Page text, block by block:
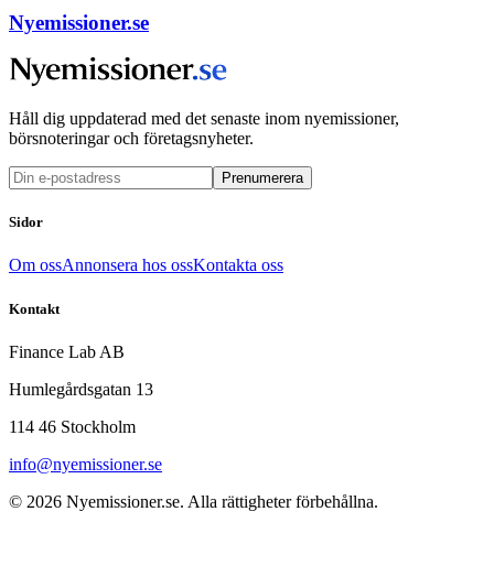
Nyemissioner.se
Håll dig uppdaterad med det senaste inom nyemissioner,
börsnoteringar och företagsnyheter.
Prenumerera
Sidor
Om ossAnnonsera hos ossKontakta oss
Kontakt
Finance Lab AB
Humlegårdsgatan 13
114 46 Stockholm
info@nyemissioner.se
© 2026 Nyemissioner.se. Alla rättigheter förbehållna.